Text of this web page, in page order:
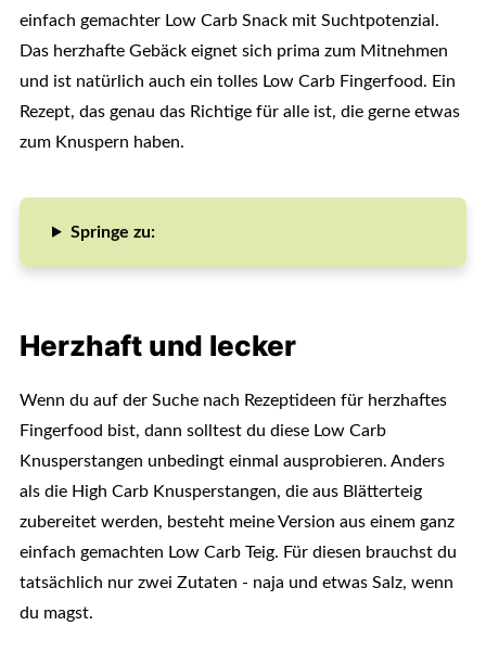
einfach gemachter Low Carb Snack mit Suchtpotenzial.
Das herzhafte Gebäck eignet sich prima zum Mitnehmen
und ist natürlich auch ein tolles Low Carb Fingerfood. Ein
Rezept, das genau das Richtige für alle ist, die gerne etwas
zum Knuspern haben.
Springe zu:
Herzhaft und lecker
Wenn du auf der Suche nach Rezeptideen für herzhaftes
Fingerfood bist, dann solltest du diese Low Carb
Knusperstangen unbedingt einmal ausprobieren. Anders
als die High Carb Knusperstangen, die aus Blätterteig
zubereitet werden, besteht meine Version aus einem ganz
einfach gemachten Low Carb Teig. Für diesen brauchst du
tatsächlich nur zwei Zutaten - naja und etwas Salz, wenn
du magst.